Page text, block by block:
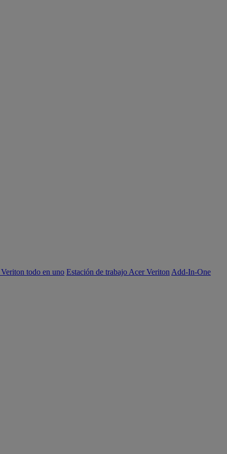
todo en uno Estación de trabajo Acer Veriton Add-In-One